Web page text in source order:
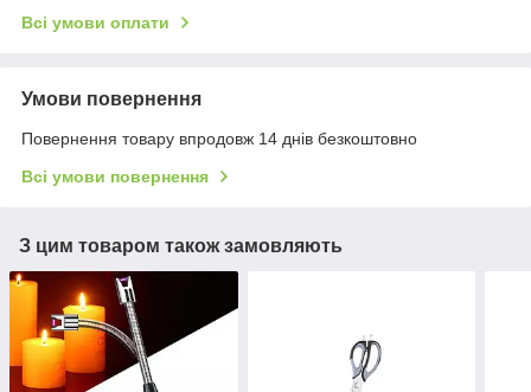
Всі умови оплати
Умови повернення
Повернення товару впродовж 14 днів безкоштовно
Всі умови повернення
З цим товаром також замовляють